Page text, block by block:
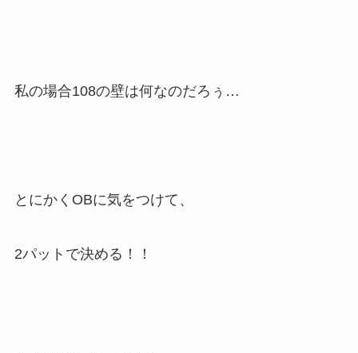
私の場合108の壁は何なのだろぅ…
とにかくOBに気をつけて、
2パットで決める！！